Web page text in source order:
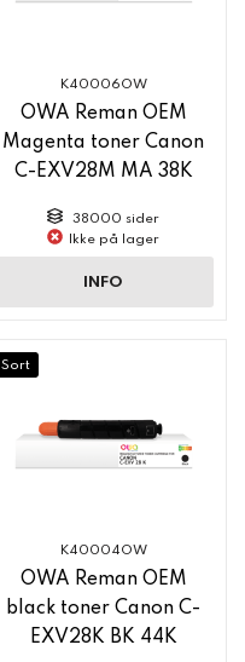
K40006OW
OWA Reman OEM
Magenta toner Canon
C-EXV28M MA 38K
38000 sider
Ikke på lager
INFO
Sort
K40004OW
OWA Reman OEM
black toner Canon C-
EXV28K BK 44K